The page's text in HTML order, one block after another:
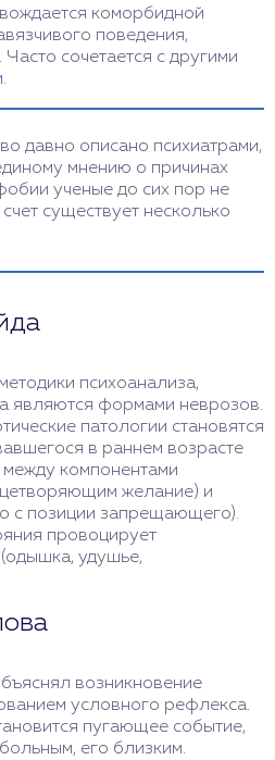
коморбидной
поведения,
сочетается с другими
.
давно описано психиатрами,
мнению о причинах
ученые до сих пор не
существует несколько
психоанализа,
являются формами неврозов.
патологии становятся
в раннем возрасте
компонентами
желание) и
с позиции запрещающего).
провоцирует
удушье,
возникновение
условного рефлекса.
пугающее событие,
его близким.